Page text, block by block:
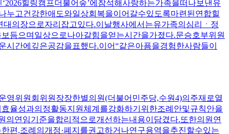
힐링캠프더불어숲’에참석해사랑하는가족을떠나보낸유
누고건강한애도와일상회복을이어갈수있도록마련된연합힐
의장으로자리잡고있다.이날행사에서는유가족의심리ㆍ정
듬으며일상으로나아갈힘을얻는시간을가졌다.문승호부위원
간에깊은공감을표했다.이어“같은아픔을경험한사람들이
영위원회위원장장한별의원(더불어민주당,수원4)의주재로열
율성과의정활동지원체계를강화하기위한조례안및규칙안을
연임기준을합리적으로개선하는내용이담겼다.또한의원연
편,조례의개정·폐지를권고하거나연구용역을추진할수있는